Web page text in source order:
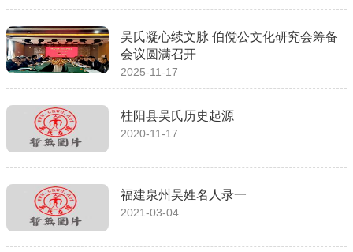
吴氏凝心续文脉 伯傥公文化研究会筹备
会议圆满召开
2025-11-17
桂阳县吴氏历史起源
2020-11-17
福建泉州吴姓名人录一
2021-03-04